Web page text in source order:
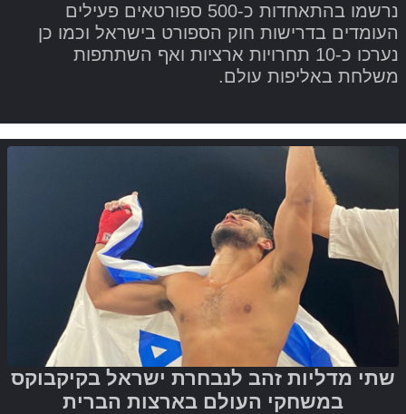
נרשמו בהתאחדות כ-500 ספורטאים פעילים
העומדים בדרישות חוק הספורט בישראל וכמו כן
נערכו כ-10 תחרויות ארציות ואף השתתפות
משלחת באליפות עולם.
שתי מדליות זהב לנבחרת ישראל בקיקבוקס
במשחקי העולם בארצות הברית